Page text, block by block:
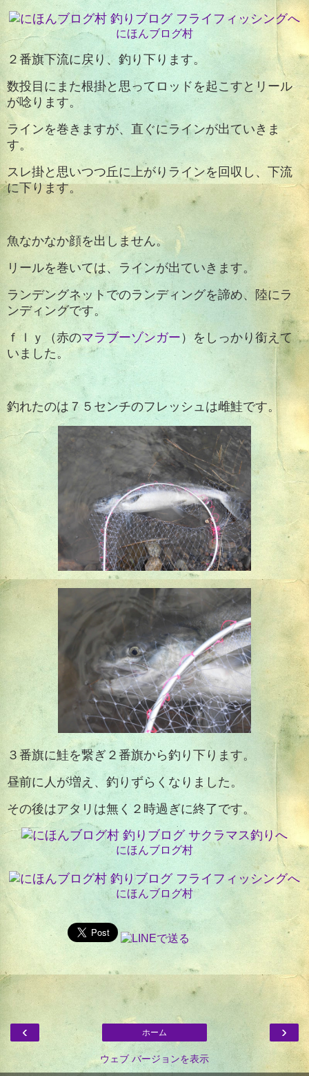
にほんブログ村
２番旗下流に戻り、釣り下ります。
数投目にまた根掛と思ってロッドを起こすとリール
が唸ります。
ラインを巻きますが、直ぐにラインが出ていきま
す。
スレ掛と思いつつ丘に上がりラインを回収し、下流
に下ります。
魚なかなか顔を出しません。
リールを巻いては、ラインが出ていきます。
ランデングネットでのランディングを諦め、陸にラ
ンディングです。
ｆｌｙ（赤のマラブーゾンガー ）をしっかり銜えて
いました。
釣れたのは７５センチのフレッシュは雌鮭です。
３番旗に鮭を繋ぎ２番旗から釣り下ります。
昼前に人が増え、釣りずらくなりました。
その後はアタリは無く２時過ぎに終了です。
にほんブログ村
にほんブログ村
‹ ›
ホーム
ウェブ バージョンを表示